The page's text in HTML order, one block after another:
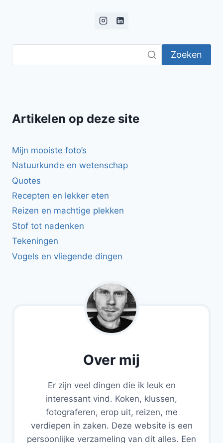
EN
Zoeken
Artikelen op deze site
Mijn mooiste foto’s
Natuurkunde en wetenschap
Quotes
Recepten en lekker eten
Reizen en machtige plekken
Stof tot nadenken
Tekeningen
Vogels en vliegende dingen
Over mij
Er zijn veel dingen die ik leuk en
interessant vind. Koken, klussen,
fotograferen, erop uit, reizen, me
verdiepen in zaken. Deze website is een
persoonlijke verzameling van dit alles. Een